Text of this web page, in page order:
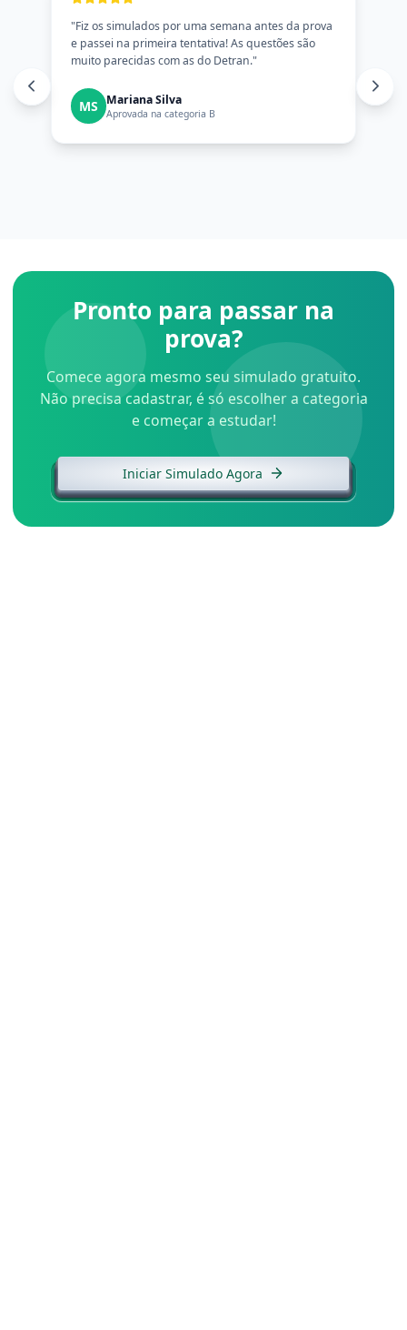
"Fiz os simulados por uma semana antes da prova
e passei na primeira tentativa! As questões são
muito parecidas com as do Detran."
MS Mariana Silva
Aprovada na categoria B
Pronto para passar na
prova?
Comece agora mesmo seu simulado gratuito.
Não precisa cadastrar, é só escolher a categoria
e começar a estudar!
Iniciar Simulado Agora